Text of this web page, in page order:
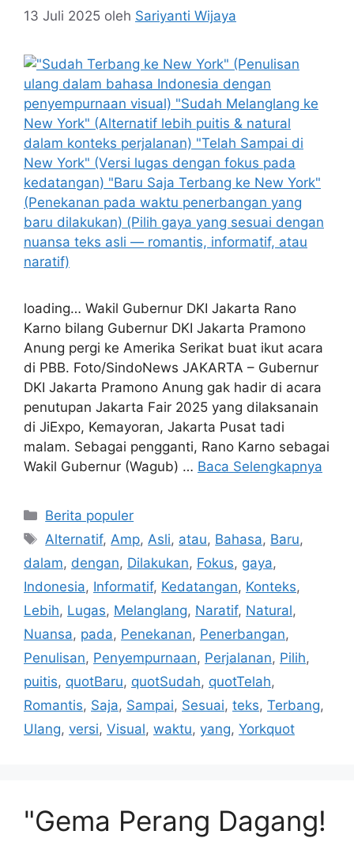
13 Juli 2025 oleh Sariyanti Wijaya
loading… Wakil Gubernur DKI Jakarta Rano
Karno bilang Gubernur DKI Jakarta Pramono
Anung pergi ke Amerika Serikat buat ikut acara
di PBB. Foto/SindoNews JAKARTA – Gubernur
DKI Jakarta Pramono Anung gak hadir di acara
penutupan Jakarta Fair 2025 yang dilaksanain
di JiExpo, Kemayoran, Jakarta Pusat tadi
malam. Sebagai pengganti, Rano Karno sebagai
Wakil Gubernur (Wagub) … Baca Selengkapnya
Kategori
Berita populer
Tag
Alternatif, Amp, Asli, atau, Bahasa, Baru,
dalam, dengan, Dilakukan, Fokus, gaya,
Indonesia, Informatif, Kedatangan, Konteks,
Lebih, Lugas, Melanglang, Naratif, Natural,
Nuansa, pada, Penekanan, Penerbangan,
Penulisan, Penyempurnaan, Perjalanan, Pilih,
puitis, quotBaru, quotSudah, quotTelah,
Romantis, Saja, Sampai, Sesuai, teks, Terbang,
Ulang, versi, Visual, waktu, yang, Yorkquot
"Gema Perang Dagang!